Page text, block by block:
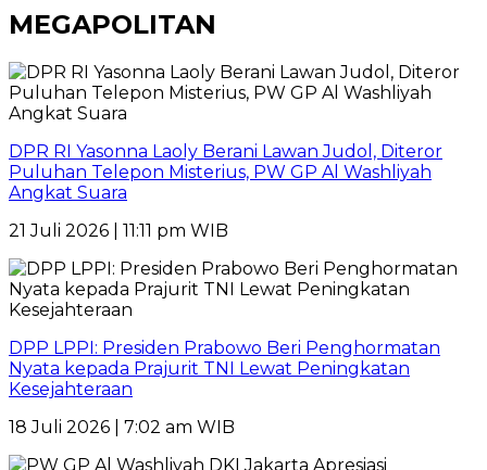
MEGAPOLITAN
DPR RI Yasonna Laoly Berani Lawan Judol, Diteror
Puluhan Telepon Misterius, PW GP Al Washliyah
Angkat Suara
21 Juli 2026 | 11:11 pm WIB
DPP LPPI: Presiden Prabowo Beri Penghormatan
Nyata kepada Prajurit TNI Lewat Peningkatan
Kesejahteraan
18 Juli 2026 | 7:02 am WIB